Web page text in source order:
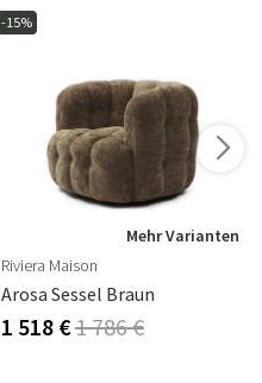
-15%
Mehr Varianten
Riviera Maison
Arosa Sessel Braun
1 518 €1 786 €